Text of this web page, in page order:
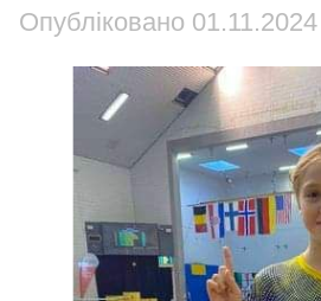
Опубліковано